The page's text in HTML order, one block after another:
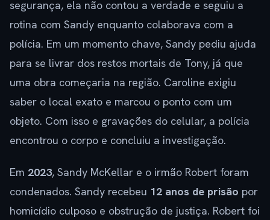
segurança, ela não contou a verdade e seguiu a
rotina com Sandy enquanto colaborava com a
polícia. Em um momento chave, Sandy pediu ajuda
para se livrar dos restos mortais de Tony, já que
uma obra começaria na região. Caroline exigiu
saber o local exato e marcou o ponto com um
objeto. Com isso e gravações do celular, a polícia
encontrou o corpo e concluiu a investigação.
Em 2023, Sandy McKellar e o irmão Robert foram
condenados. Sandy recebeu 12 anos de prisão por
homicídio culposo e obstrução de justiça. Robert foi